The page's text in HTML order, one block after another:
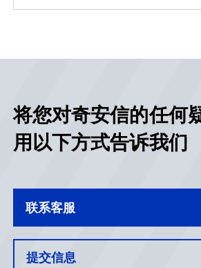
将您对奇安信的任何
用以下方式告诉我们
联系客服
提交信息